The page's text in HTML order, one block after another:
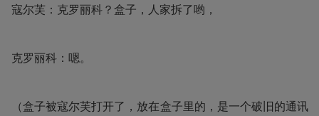
寇尔芙：克罗丽科？盒子，人家拆了哟，
克罗丽科：嗯。
（盒子被寇尔芙打开了，放在盒子里的，是一个破旧的通讯